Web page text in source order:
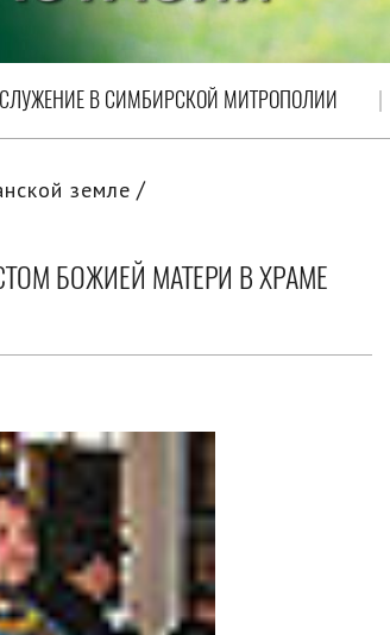
СЛУЖЕНИЕ В СИМБИРСКОЙ МИТРОПОЛИИ
земле
БОЖИЕЙ МАТЕРИ В ХРАМЕ